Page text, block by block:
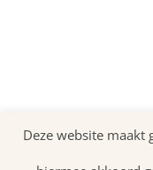
Deze website maakt